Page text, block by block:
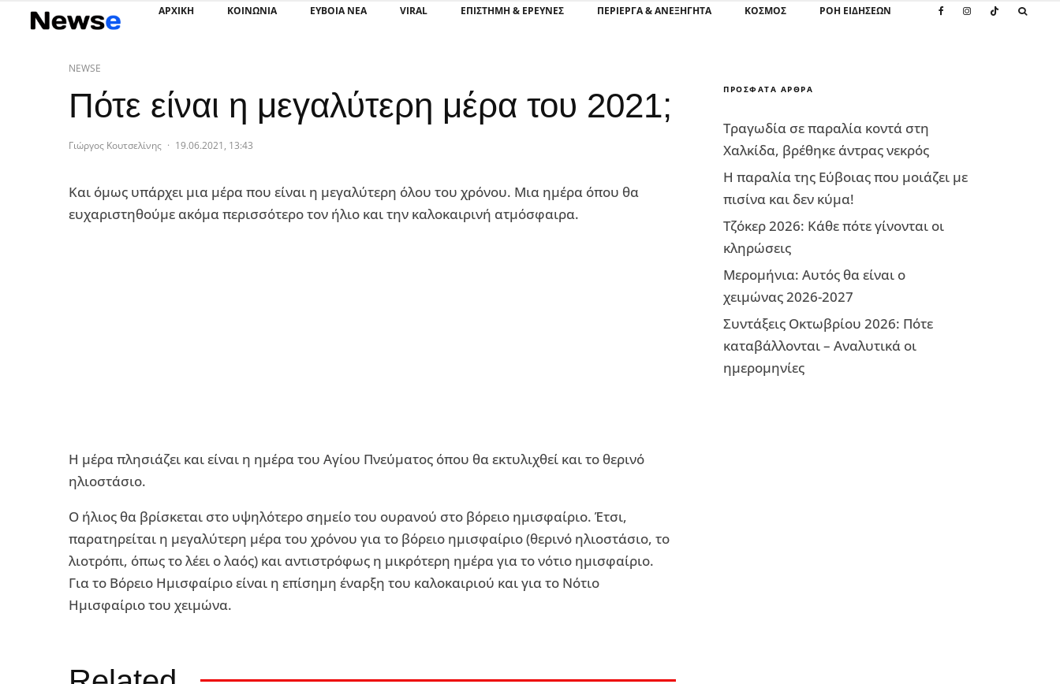
ΑΡΧΙΚΗ ΚΟΙΝΩΝΙΑ ΕΥΒΟΙΑ ΝΕΑ VIRAL ΕΠΙΣΤΉΜΗ & ΈΡΕΥΝΕΣ ΠΕΡΊΕΡΓΑ & ΑΝΕΞΉΓΗΤΑ ΚΌΣΜΟΣ ΡΟΗ ΕΙΔΗΣΕΩΝ
NEWSE
Πότε είναι η μεγαλύτερη μέρα του 2021;
Γιώργος Κουτσελίνης · 19.06.2021, 13:43
Και όμως υπάρχει μια μέρα που είναι η μεγαλύτερη όλου του χρόνου. Μια ημέρα όπου θα
ευχαριστηθούμε ακόμα περισσότερο τον ήλιο και την καλοκαιρινή ατμόσφαιρα.
Η μέρα πλησιάζει και είναι η ημέρα του Αγίου Πνεύματος όπου θα εκτυλιχθεί και το θερινό
ηλιοστάσιο.
Ο ήλιος θα βρίσκεται στο υψηλότερο σημείο του ουρανού στο βόρειο ημισφαίριο. Έτσι,
παρατηρείται η μεγαλύτερη μέρα του χρόνου για το βόρειο ημισφαίριο (θερινό ηλιοστάσιο, το
λιοτρόπι, όπως το λέει ο λαός) και αντιστρόφως η μικρότερη ημέρα για το νότιο ημισφαίριο.
Για το Βόρειο Ημισφαίριο είναι η επίσημη έναρξη του καλοκαιριού και για το Νότιο
Ημισφαίριο του χειμώνα.
ΠΡΌΣΦΑΤΑ ΆΡΘΡΑ
Τραγωδία σε παραλία κοντά στη
Χαλκίδα, βρέθηκε άντρας νεκρός
Η παραλία της Εύβοιας που μοιάζει με
πισίνα και δεν κύμα!
Τζόκερ 2026: Κάθε πότε γίνονται οι
κληρώσεις
Μερομήνια: Αυτός θα είναι ο
χειμώνας 2026-2027
Συντάξεις Οκτωβρίου 2026: Πότε
καταβάλλονται – Αναλυτικά οι
ημερομηνίες